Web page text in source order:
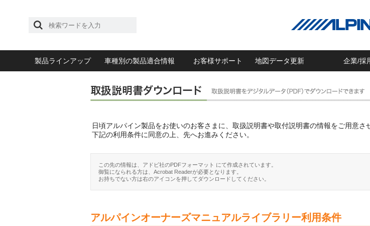
製品ラインアップ 車種別の製品適合情報 お客様サポート 地図データ更新 企業/採
日頃アルパイン製品をお使いのお客さまに、取扱説明書や取付説明書の情報をご用意さ
下記の利用条件に同意の上、先へお進みください。
この先の情報は、アドビ社のPDFフォーマット にて作成されています。
御覧になられる方は、Acrobat Readerが必要となります。
お持ちでない方は右のアイコンを押してダウンロードしてください。
アルパインオーナーズマニュアルライブラリー利用条件